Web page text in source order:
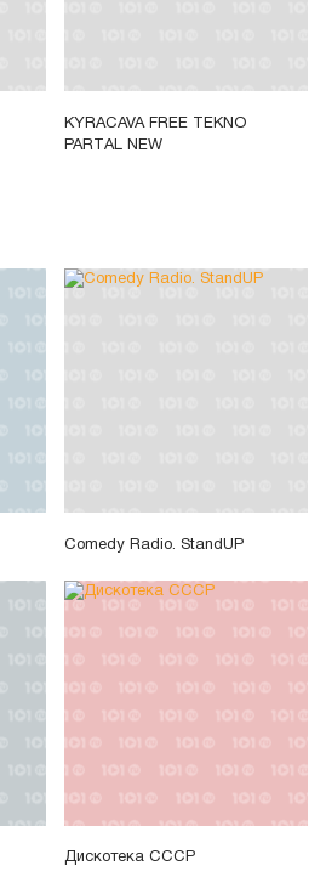
KYRACAVA FREE TEKNO
PARТAL NEW
Comedy Radio. StandUP
Дискотека СССР